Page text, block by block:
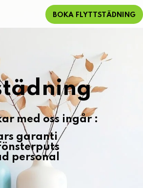
BOKA FLYTTSTÄDNING
med oss ingår :
garanti
personal